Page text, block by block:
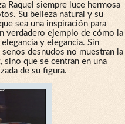
Raquel siempre luce hermosa
Su belleza natural y su
sea una inspiración para
verdadero ejemplo de cómo la
y elegancia. Sin
desnudos no muestran la
sino que se centran en una
de su figura.